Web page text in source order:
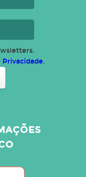
Privacidade.